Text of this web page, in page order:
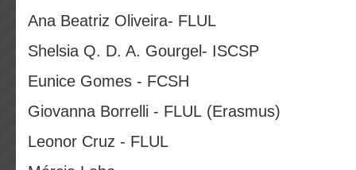
Ana Beatriz Oliveira- FLUL
Shelsia Q. D. A. Gourgel- ISCSP
Eunice Gomes - FCSH
Giovanna Borrelli - FLUL (Erasmus)
Leonor Cruz - FLUL